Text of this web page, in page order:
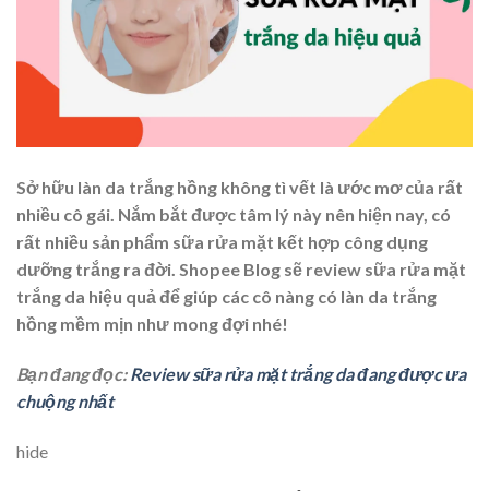
Sở hữu làn da trắng hồng không tì vết là ước mơ của rất
nhiều cô gái. Nắm bắt được tâm lý này nên hiện nay, có
rất nhiều sản phẩm sữa rửa mặt kết hợp công dụng
dưỡng trắng ra đời. Shopee Blog sẽ review sữa rửa mặt
trắng da hiệu quả để giúp các cô nàng có làn da trắng
hồng mềm mịn như mong đợi nhé!
Bạn đang đọc:Review sữa rửa mặt trắng da đang được ưa
chuộng nhất
hide